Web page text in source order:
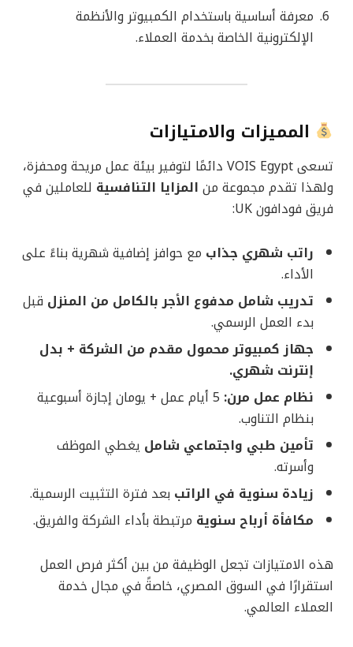
معرفة أساسية باستخدام الكمبيوتر والأنظمة
الإلكترونية الخاصة بخدمة العملاء.
المميزات والامتيازات
تسعى VOIS Egypt دائمًا لتوفير بيئة عمل مريحة ومحفزة،
ولهذا تقدم مجموعة من المزايا التنافسية للعاملين في
فريق فودافون UK:
راتب شهري جذاب مع حوافز إضافية شهرية بناءً على
الأداء.
تدريب شامل مدفوع الأجر بالكامل من المنزل قبل
بدء العمل الرسمي.
جهاز كمبيوتر محمول مقدم من الشركة + بدل
إنترنت شهري.
نظام عمل مرن:
5 أيام عمل + يومان إجازة أسبوعية
بنظام التناوب.
تأمين طبي واجتماعي شامل يغطي الموظف
وأسرته.
زيادة سنوية في الراتب بعد فترة التثبيت الرسمية.
مكافأة أرباح سنوية مرتبطة بأداء الشركة والفريق.
هذه الامتيازات تجعل الوظيفة من بين أكثر فرص العمل
استقرارًا في السوق المصري، خاصةً في مجال خدمة
العملاء العالمي.